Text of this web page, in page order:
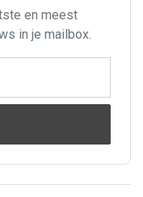
en meest
in je mailbox.